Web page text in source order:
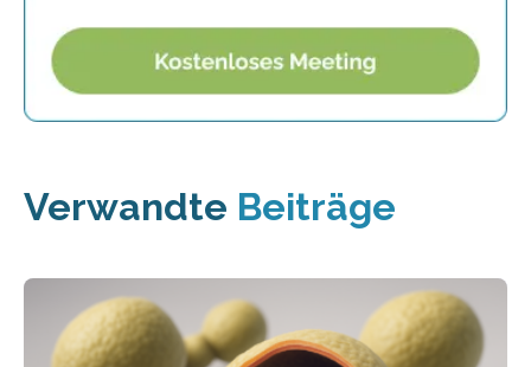
Verwandte Beiträge